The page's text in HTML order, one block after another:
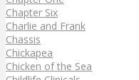
Chapter Six
Charlie and Frank
Chassis
Chickapea
Chicken of the Sea